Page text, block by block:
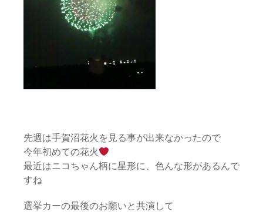
先週は手賀沼花火を見る事が出来なかったので
今年初めての花火
最近はニコちゃん柄に星形に、色んな形があるんで
すね
選挙カーの最後のお願いと共演して